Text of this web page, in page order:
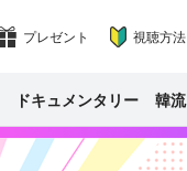
プレゼント 視聴方法
ドキュメンタリー 韓流